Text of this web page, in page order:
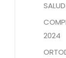
SALUD
2024